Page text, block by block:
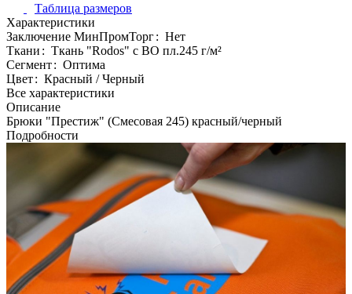
Таблица размеров
Характеристики
Заключение МинПромТорг: Нет
Ткани: Ткань "Rodos" с ВО пл.245 г/м²
Сегмент: Оптима
Цвет: Красный / Черный
Все характеристики
Описание
Брюки "Престиж" (Смесовая 245) красный/черный
Подробности